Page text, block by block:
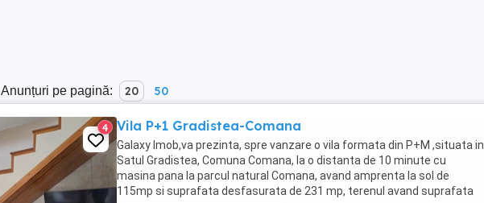
Anunțuri pe pagină: 20 50
4 Vila P+1 Gradistea-Comana
Galaxy Imob,va prezinta, spre vanzare o vila formata din P+M ,situata in
Satul Gradistea, Comuna Comana, la o distanta de 10 minute cu
masina pana la parcul natural Comana, avand amprenta la sol de
115mp si suprafata desfasurata de 231 mp, terenul avand suprafata